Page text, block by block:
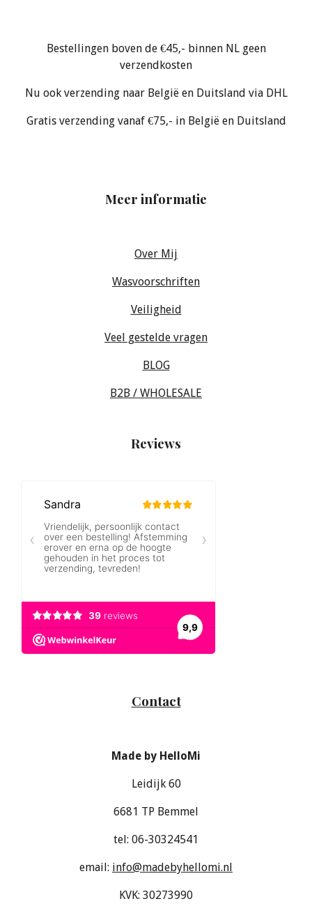
Bestellingen boven de €45,- binnen NL geen
verzendkosten
Nu ook verzending naar België en Duitsland via DHL
Gratis verzending vanaf €75,- in België en Duitsland
Meer informatie
Over Mij
Wasvoorschriften
Veiligheid
Veel gestelde vragen
BLOG
B2B / WHOLESALE
Reviews
Contact
Made by HelloMi
Leidijk 60
6681 TP Bemmel
tel: 06-30324541
email: info@madebyhellomi.nl
KVK: 30273990